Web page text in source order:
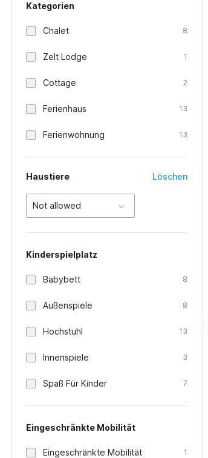
Kategorien
Chalet 8
Zelt Lodge 1
Cottage 2
Ferienhaus 13
Ferienwohnung 13
Haustiere Löschen
Not allowed
Kinderspielplatz
Babybett 8
Außenspiele 8
Hochstuhl 13
Innenspiele 3
Spaß Für Kinder 7
Eingeschränkte Mobilität
Eingeschränkte Mobilität 1